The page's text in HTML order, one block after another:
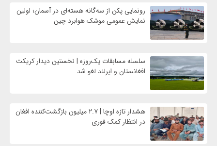
رونمایی پکن از سه‌گانه هسته‌ای در آسمان؛ اولین
نمایش عمومی موشک هوابرد چین
سلسله مسابقات یک‌روزه | نخستین دیدار کریکت
افغانستان و ایرلند لغو شد
هشدار تازه اوچا | ۲.۷ میلیون بازگشت‌کننده افغان
در انتظار کمک فوری